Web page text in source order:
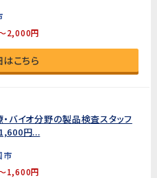
2,000円
こちら
・バイオ分野の製品検査スタッフ
円...
市
1,600円